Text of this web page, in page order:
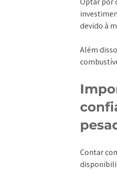
devido à
Além
Contar